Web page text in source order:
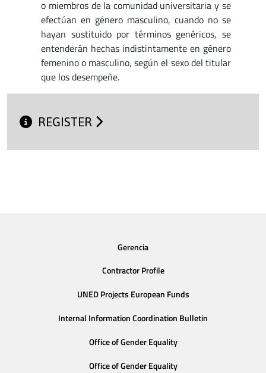
o miembros de la comunidad universitaria y se
efectúan en género masculino, cuando no se
hayan sustituido por términos genéricos, se
entenderán hechas indistintamente en género
femenino o masculino, según el sexo del titular
que los desempeñe.
REGISTER
Gerencia
Contractor Profile
UNED Projects European Funds
Internal Information Coordination Bulletin
Office of Gender Equality
Office of Gender Equality